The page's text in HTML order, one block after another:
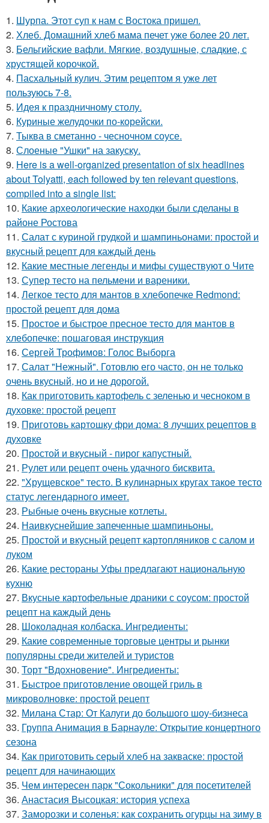
1. Шурпа. Этот суп к нам с Востока пришел.
2. Хлеб. Домашний хлеб мама печет уже более 20 лет.
3. Бельгийские вафли. Мягкие, воздушные, сладкие, с
хрустящей корочкой.
4. Пасхальный кулич. Этим рецептом я уже лет
пользуюсь 7-8.
5. Идея к праздничному столу.
6. Куриные желудочки по-корейски.
7. Тыква в сметанно - чесночном соусе.
8. Слоеные "Ушки" на закуску.
9. Here is a well-organized presentation of six headlines
about Tolyatti, each followed by ten relevant questions,
compiled into a single list:
10. Какие археологические находки были сделаны в
районе Ростова
11. Салат с куриной грудкой и шампиньонами: простой и
вкусный рецепт для каждый день
12. Какие местные легенды и мифы существуют о Чите
13. Супер тесто на пельмени и вареники.
14. Легкое тесто для мантов в хлебопечке Redmond:
простой рецепт для дома
15. Простое и быстрое пресное тесто для мантов в
хлебопечке: пошаговая инструкция
16. Сергей Трофимов: Голос Выборга
17. Салат "Нежный". Готовлю его часто, он не только
очень вкусный, но и не дорогой.
18. Как приготовить картофель с зеленью и чесноком в
духовке: простой рецепт
19. Приготовь картошку фри дома: 8 лучших рецептов в
духовке
20. Простой и вкусный - пирог капустный.
21. Рулет или рецепт очень удачного бисквита.
22. "Хрущевское" тесто. В кулинарных кругах такое тесто
статус легендарного имеет.
23. Рыбные очень вкусные котлеты.
24. Наивкуснейшие запеченные шампиньоны.
25. Простой и вкусный рецепт картопляников с салом и
луком
26. Какие рестораны Уфы предлагают национальную
кухню
27. Вкусные картофельные драники с соусом: простой
рецепт на каждый день
28. Шоколадная колбаска. Ингредиенты:
29. Какие современные торговые центры и рынки
популярны среди жителей и туристов
30. Торт "Вдохновение". Ингредиенты:
31. Быстрое приготовление овощей гриль в
микроволновке: простой рецепт
32. Милана Стар: От Калуги до большого шоу-бизнеса
33. Группа Анимация в Барнауле: Открытие концертного
сезона
34. Как приготовить серый хлеб на закваске: простой
рецепт для начинающих
35. Чем интересен парк "Сокольники" для посетителей
36. Анастасия Высоцкая: история успеха
37. Заморозки и соленья: как сохранить огурцы на зиму в